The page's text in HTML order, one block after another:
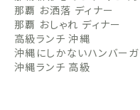
那覇 お洒落 ディナー
那覇 おしゃれ ディナー
高級ランチ 沖縄
沖縄にしかないハンバーガ
沖縄ランチ 高級